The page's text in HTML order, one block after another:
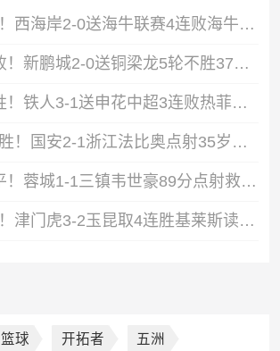
笑傲德比！西海岸2-0送海牛联赛4连败海牛仍垫底西海岸升至第二
终结2连败！新鹏城2-0送铜梁龙5轮不胜37岁姜至鹏破门韦斯利建功
近3轮首胜！铁人3-1送申花中超3连败热菲尼奥双响邦本宜裕传射
近三轮首胜！国安2-1浙江法比奥点射35岁张稀哲制胜王钰栋送助攻
蓉城5连平！蓉城1-1三镇韦世豪89分点射救主费利佩造点李昂破门
让二追三！津门虎3-2玉昆取4连胜基莱斯读秒绝杀萨尔瓦多破门
球 开拓者 五洲